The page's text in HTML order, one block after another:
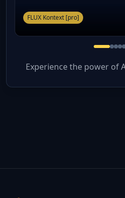
FLUX Kontext [pro]
Experience the power of